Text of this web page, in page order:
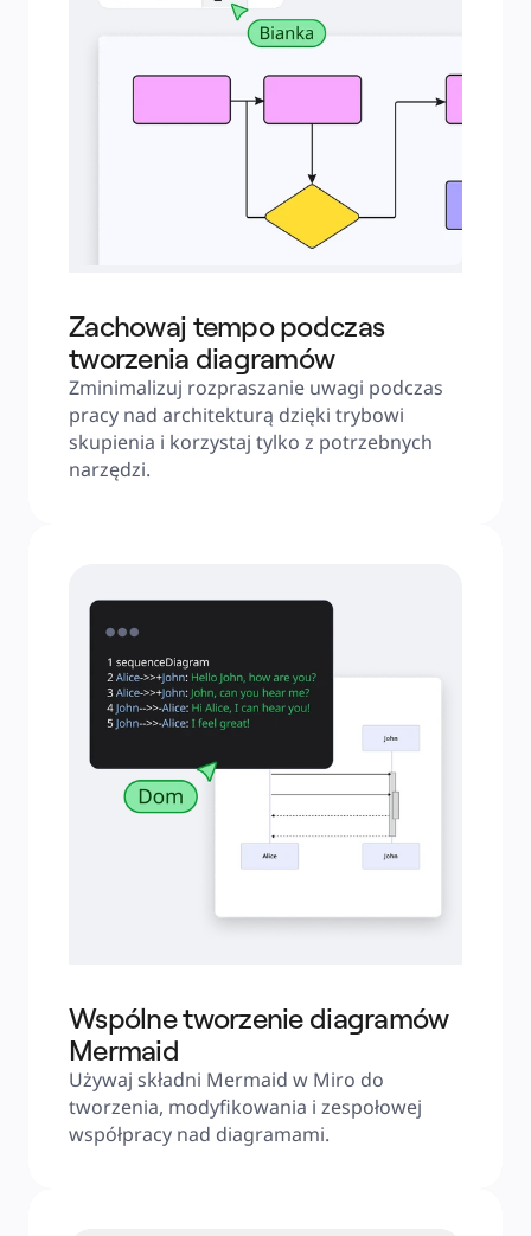
Zachowaj tempo podczas
tworzenia diagramów
Zminimalizuj rozpraszanie uwagi podczas
pracy nad architekturą dzięki trybowi
skupienia i korzystaj tylko z potrzebnych
narzędzi.
Wspólne tworzenie diagramów
Mermaid
Używaj składni Mermaid w Miro do
tworzenia, modyfikowania i zespołowej
współpracy nad diagramami.